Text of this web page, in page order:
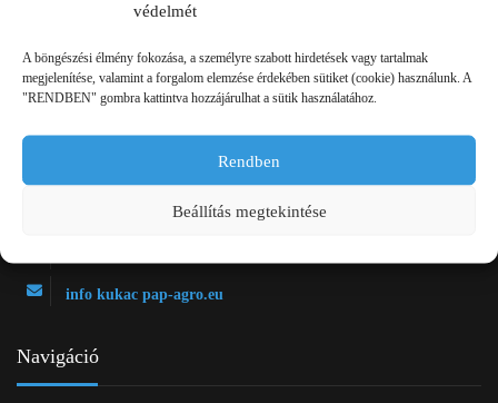
védelmét
A böngészési élmény fokozása, a személyre szabott hirdetések vagy tartalmak
megjelenítése, valamint a forgalom elemzése érdekében sütiket (cookie) használunk. A
"RENDBEN" gombra kattintva hozzájárulhat a sütik használatához.
Rendben
Beállítás megtekintése
2750 Nagykőrös Alsójárás d. 1/a
+36 20 334 43 28
info kukac pap-agro.eu
Navigáció